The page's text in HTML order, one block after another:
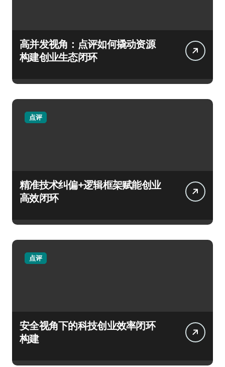
高并发视角：点评如何撬动资源
构建创业生态闭环
点评
精准技术纠偏+逻辑框架赋能创业
高效闭环
点评
安全视角下的科技创业效率闭环
构建